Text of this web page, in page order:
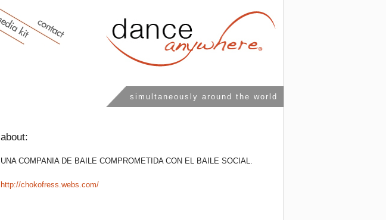
simultaneously around the world
about:
UNA COMPANIA DE BAILE COMPROMETIDA CON EL BAILE SOCIAL.
http://chokofress.webs.com/